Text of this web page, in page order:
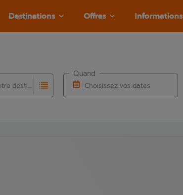
Destinations Offres Informations
Choisissez votre destination Choisissez vos dates
Quand